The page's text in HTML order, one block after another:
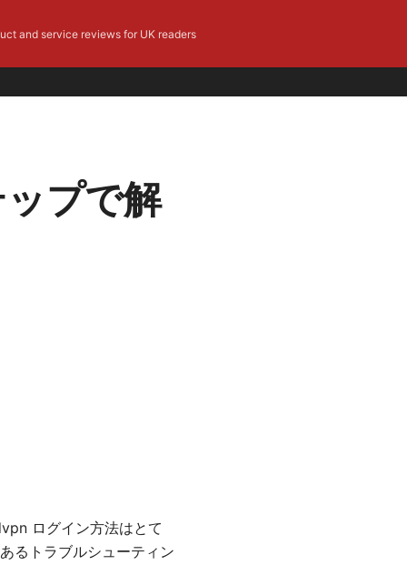
and service reviews for UK readers
プで解
ログイン方法はとて
るトラブルシューティン